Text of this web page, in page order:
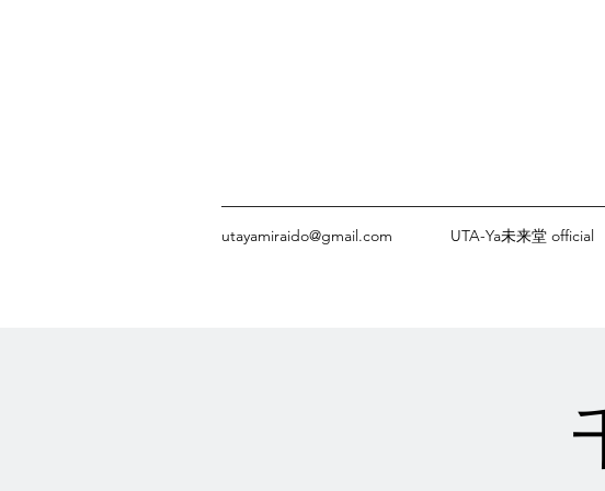
utayamiraido@gmail.com UTA-Ya未来堂 official